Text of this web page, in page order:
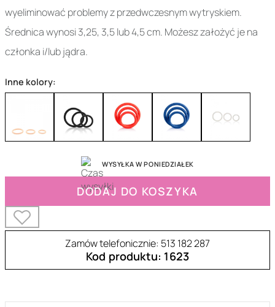
wyeliminować problemy z przedwczesnym wytryskiem.
Średnica wynosi 3,25, 3,5 lub 4,5 cm. Możesz założyć je na
członka i/lub jądra.
Inne kolory:
WYSYŁKA W PONIEDZIAŁEK
DODAJ DO KOSZYKA
Zamów telefonicznie: 513 182 287
Kod produktu: 1623